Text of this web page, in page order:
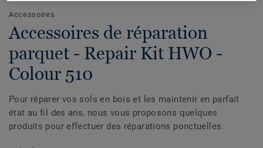
Accessoires
Accessoires de réparation
parquet - Repair Kit HWO -
Colour 510
Pour réparer vos sols en bois et les maintenir en parfait
état au fil des ans, nous vous proposons quelques
produits pour effectuer des réparations ponctuelles.